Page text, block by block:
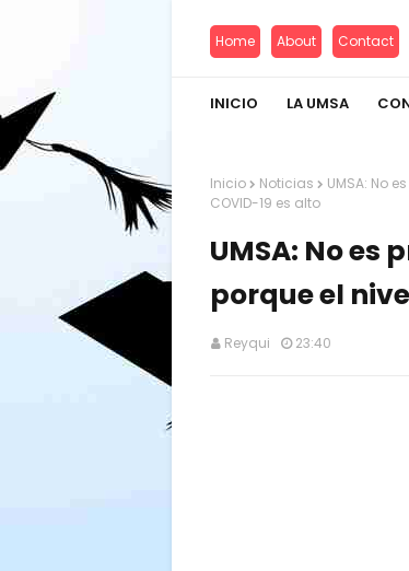
Home About Contact
INICIO LA UMSA
Inicio Noticias
UMSA: No
COVID-19 es alto
UMSA: No
porque el
Reyqui 23:40